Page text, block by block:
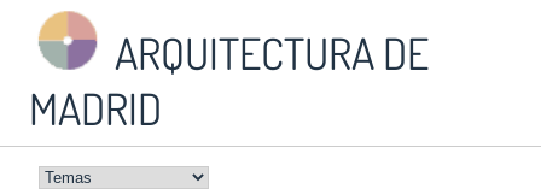
ARQUITECTURA DE
MADRID